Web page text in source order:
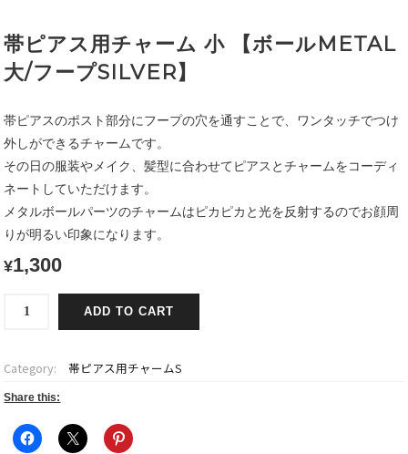
帯ピアス用チャーム 小 【ボールMETAL
大/フープSILVER】
帯ピアスのポスト部分にフープの穴を通すことで、ワンタッチでつけ
外しができるチャームです。
その日の服装やメイク、髪型に合わせてピアスとチャームをコーディ
ネートしていただけます。
メタルボールパーツのチャームはピカピカと光を反射するのでお顔周
りが明るい印象になります。
¥1,300
用
チ
ー
ADD TO CART
Category: 帯ピアス用チャームS
Share this: